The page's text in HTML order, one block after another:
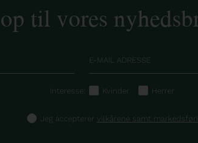
til vores
Interesse: Kvinder Herrer
Jeg accepterer vilkårene samt